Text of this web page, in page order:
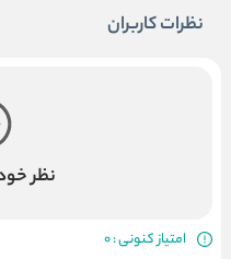
نظرات کاربران
نظر
امتیاز کنونی : 0